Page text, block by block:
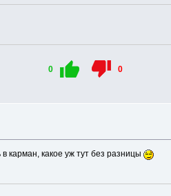
0 0
карман, какое уж тут без разницы